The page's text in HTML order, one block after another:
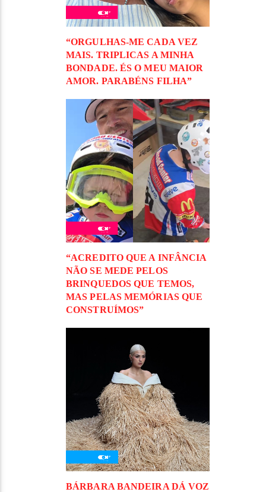
“ORGULHAS-ME CADA VEZ
MAIS. TRIPLICAS A MINHA
BONDADE. ÉS O MEU MAIOR
AMOR. PARABÉNS FILHA”
“ACREDITO QUE A INFÂNCIA
NÃO SE MEDE PELOS
BRINQUEDOS QUE TEMOS,
MAS PELAS MEMÓRIAS QUE
CONSTRUÍMOS”
BÁRBARA BANDEIRA DÁ VOZ